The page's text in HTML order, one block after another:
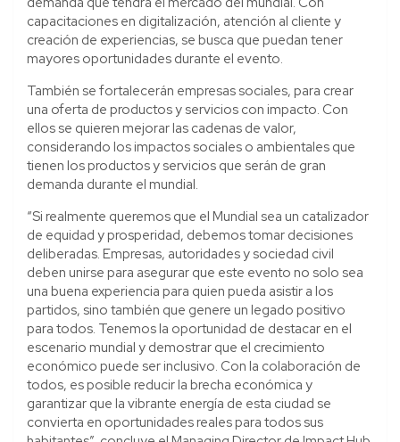
capacitaciones en digitalización, atención al cliente y
creación de experiencias, se busca que puedan tener
mayores oportunidades durante el evento.
También se fortalecerán empresas sociales, para crear
una oferta de productos y servicios con impacto. Con
ellos se quieren mejorar las cadenas de valor,
considerando los impactos sociales o ambientales que
tienen los productos y servicios que serán de gran
demanda durante el mundial.
“Si realmente queremos que el Mundial sea un catalizador
de equidad y prosperidad, debemos tomar decisiones
deliberadas. Empresas, autoridades y sociedad civil
deben unirse para asegurar que este evento no solo sea
una buena experiencia para quien pueda asistir a los
partidos, sino también que genere un legado positivo
para todos. Tenemos la oportunidad de destacar en el
escenario mundial y demostrar que el crecimiento
económico puede ser inclusivo. Con la colaboración de
todos, es posible reducir la brecha económica y
garantizar que la vibrante energía de esta ciudad se
convierta en oportunidades reales para todos sus